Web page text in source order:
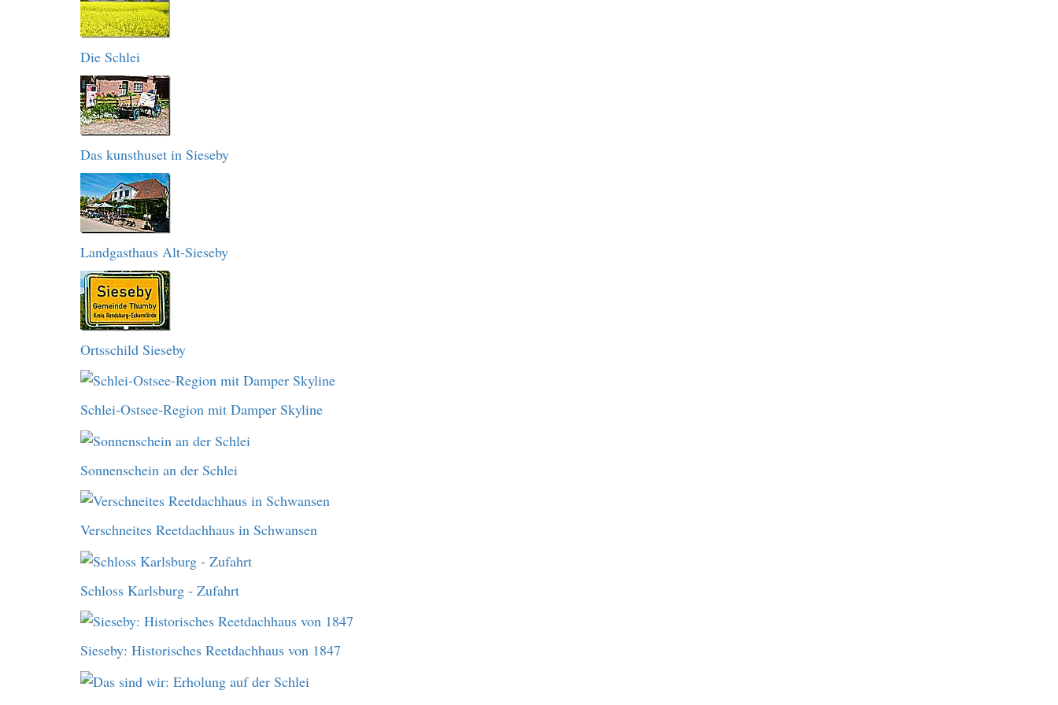
Die Schlei
Das kunsthuset in Sieseby
Landgasthaus Alt-Sieseby
Ortsschild Sieseby
Schlei-Ostsee-Region mit Damper Skyline
Sonnenschein an der Schlei
Verschneites Reetdachhaus in Schwansen
Schloss Karlsburg - Zufahrt
Sieseby: Historisches Reetdachhaus von 1847